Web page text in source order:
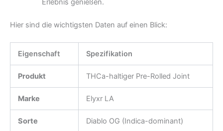
Erlebnis genießen.
Hier sind die wichtigsten Daten auf einen Blick:
Eigenschaft Spezifikation
Produkt THCa-haltiger Pre-Rolled Joint
Marke Elyxr LA
Sorte Diablo OG (Indica-dominant)